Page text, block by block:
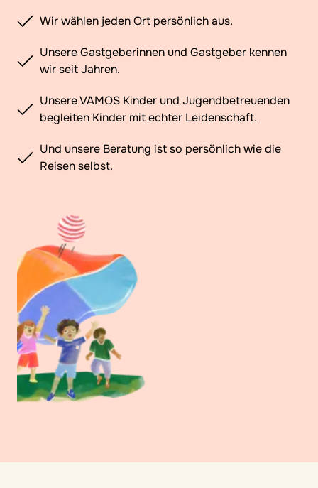
Wir wählen jeden Ort persönlich aus.
Unsere Gastgeberinnen und Gastgeber kennen
wir seit Jahren.
Unsere VAMOS Kinder und Jugendbetreuenden
begleiten Kinder mit echter Leidenschaft.
Und unsere Beratung ist so persönlich wie die
Reisen selbst.